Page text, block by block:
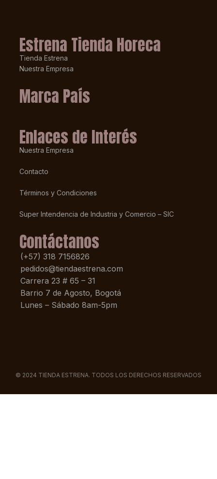
Estrena Tienda Horeca
Tienda Estrena
Nuestra Empresa
Marca País
Enlaces de Interés
Nuestra Empresa
Contacto
Términos y Condiciones
Super Intendencia de Industria y Comercio – SIC
Contáctanos
(+57) 318 7156826
pedidos@tiendaestrena.com
Carrera 23 # 65 – 31
Barrio 7 de Agosto, Bogotá
Lunes – Sábado 8am-5pm
© 2024 TIENDA ESTRENA. TODOS LOS DERECHOS RESERVADOS